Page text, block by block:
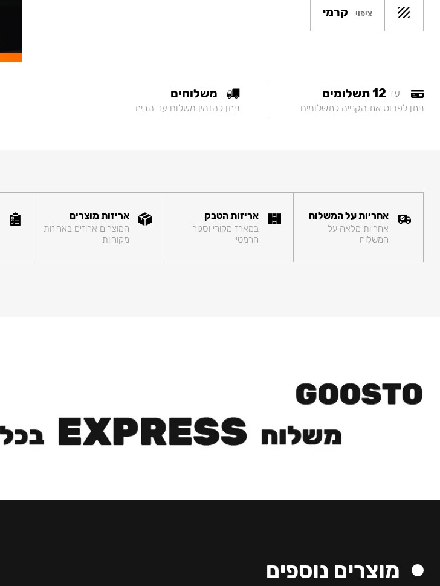
ציפוי קרמי
עד12 תשלומים
ניתן לפרוס את הקנייה לתשלומים
משלוחים
ניתן להזמין משלוח עד הבית
אחריות על המשלוח
אחריות מלאה על
המשלוח
אריזות הטבק
במארז מקורי וסגור
הרמטי
אריזות מוצרים
המוצרים ארוזים באריזות
מקוריות
מוצרים נוספים